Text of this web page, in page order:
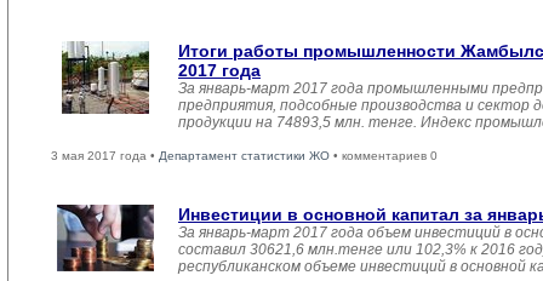
Итоги работы промышленности
2017 года
За январь-март 2017 года промышленными
предприятия, подсобные производства и сектор
продукции на 74893,5 млн. тенге. Индекс
3 мая 2017 года • Департамент статистики ЖО • комментариев 0
Инвестиции в основной капитал за
За январь-март 2017 года объем инвестиций в
составил 30621,6 млн.тенге или 102,3% к 2016
республиканском объеме инвестиций в основной